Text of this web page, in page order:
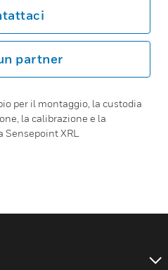
partner
per il montaggio, la custodia
la calibrazione e la
XRL